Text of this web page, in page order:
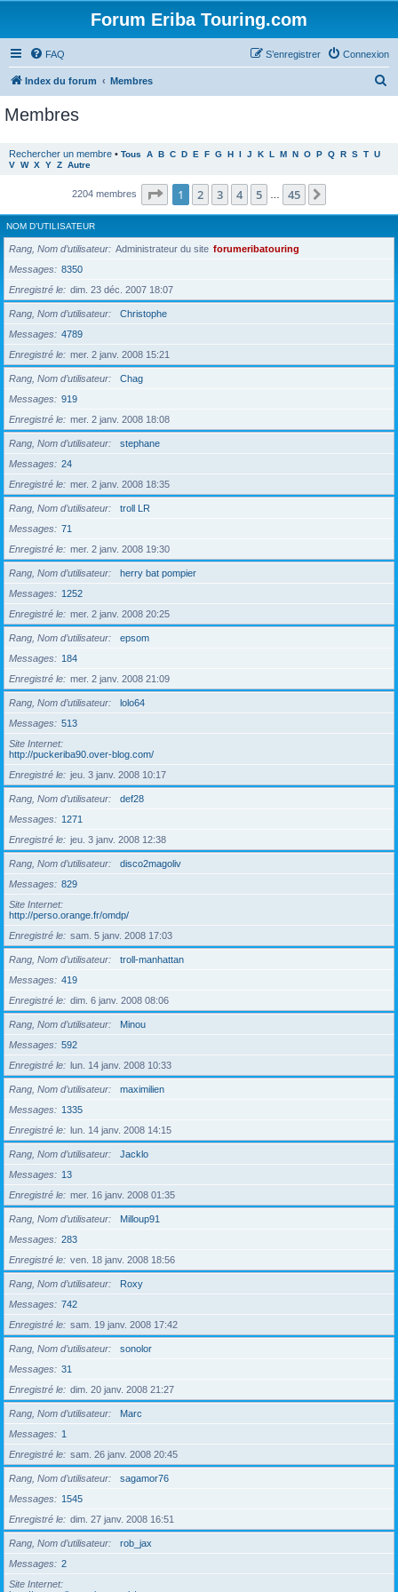
Forum Eriba Touring.com
FAQ Connexion
S’enregistrer
Index du forum Membres
Membres
Rechercher un membre • Tous A B C D E F G H I J K L M N O P Q R S T U
V W X Y Z Autre
2204 membres Page 1sur45
1 2 3 4 5 45
NOM D’UTILISATEUR
Rang, Nom d’utilisateur Administrateur du site forumeribatouring
Messages
8350
Enregistré le
dim. 23 déc. 2007 18:07
Rang, Nom d’utilisateur
Christophe
Messages
4789
Enregistré le
mer. 2 janv. 2008 15:21
Rang, Nom d’utilisateur
Chag
Messages
919
Enregistré le
mer. 2 janv. 2008 18:08
Rang, Nom d’utilisateur
stephane
Messages
24
Enregistré le
mer. 2 janv. 2008 18:35
Rang, Nom d’utilisateur
troll LR
Messages
71
Enregistré le
mer. 2 janv. 2008 19:30
Rang, Nom d’utilisateur
herry bat pompier
Messages
1252
Enregistré le
mer. 2 janv. 2008 20:25
Rang, Nom d’utilisateur
epsom
Messages
184
Enregistré le
mer. 2 janv. 2008 21:09
Rang, Nom d’utilisateur
lolo64
Messages
513
Site Internet
http://puckeriba90.over-blog.com/
Enregistré le
jeu. 3 janv. 2008 10:17
Rang, Nom d’utilisateur
def28
Messages
1271
Enregistré le
jeu. 3 janv. 2008 12:38
Rang, Nom d’utilisateur
disco2magoliv
Messages
829
Site Internet
http://perso.orange.fr/omdp/
Enregistré le
sam. 5 janv. 2008 17:03
Rang, Nom d’utilisateur
troll-manhattan
Messages
419
Enregistré le
dim. 6 janv. 2008 08:06
Rang, Nom d’utilisateur
Minou
Messages
592
Enregistré le
lun. 14 janv. 2008 10:33
Rang, Nom d’utilisateur
maximilien
Messages
1335
Enregistré le
lun. 14 janv. 2008 14:15
Rang, Nom d’utilisateur
Jacklo
Messages
13
Enregistré le
mer. 16 janv. 2008 01:35
Rang, Nom d’utilisateur
Milloup91
Messages
283
Enregistré le
ven. 18 janv. 2008 18:56
Rang, Nom d’utilisateur
Roxy
Messages
742
Enregistré le
sam. 19 janv. 2008 17:42
Rang, Nom d’utilisateur
sonolor
Messages
31
Enregistré le
dim. 20 janv. 2008 21:27
Rang, Nom d’utilisateur
Marc
Messages
1
Enregistré le
sam. 26 janv. 2008 20:45
Rang, Nom d’utilisateur
sagamor76
Messages
1545
Enregistré le
dim. 27 janv. 2008 16:51
Rang, Nom d’utilisateur
rob_jax
Messages
2
Site Internet